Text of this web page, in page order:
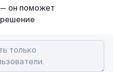
он поможет